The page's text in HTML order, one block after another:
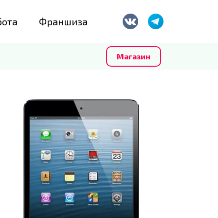
Франшиза
Магазин